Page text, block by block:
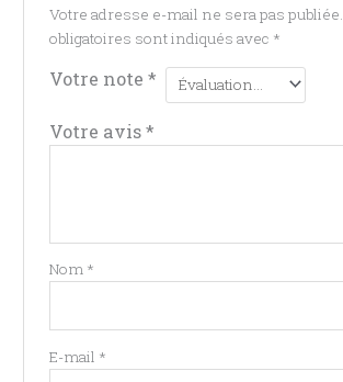
Votre adresse e-mail ne sera pas publiée.
obligatoires sont indiqués avec *
Votre note *
Votre avis*
Nom *
E-mail *